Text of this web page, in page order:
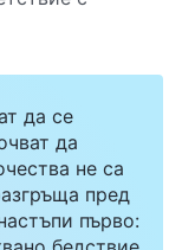
да се
да
не са
пред
първо: